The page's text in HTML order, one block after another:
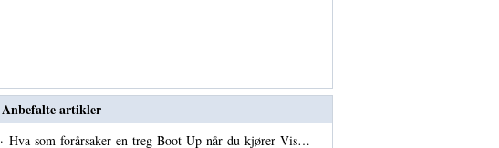
Anbefalte artikler
· Hva som forårsaker en treg Boot Up når du kjører Vis…